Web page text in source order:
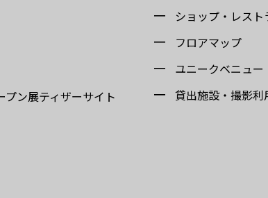
プン展ティザーサイト
ショップ・レスト
フロアマップ
ユニークベニュー
貸出施設・撮影利